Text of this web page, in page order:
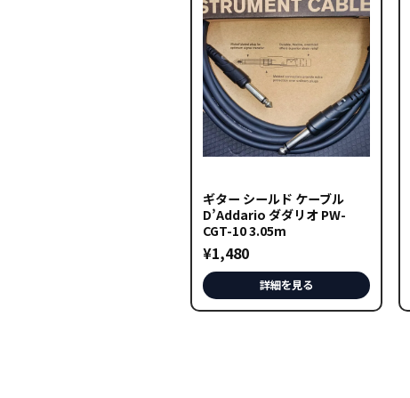
ギター シールド ケーブル
D’Addario ダダリオ PW-
CGT-10 3.05m
¥1,480
詳細を見る